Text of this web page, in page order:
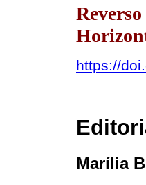
https://
Marília